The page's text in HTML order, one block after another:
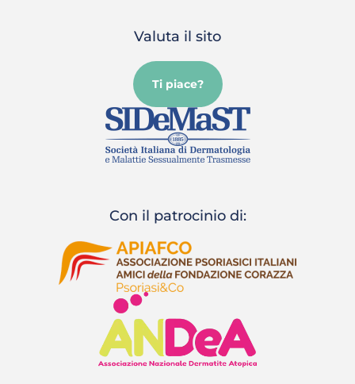
Valuta il sito
Ti piace?
Con il patrocinio di: